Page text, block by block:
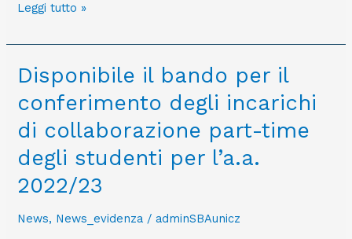
Leggi tutto »
Disponibile il bando per il
conferimento degli incarichi
di collaborazione part-time
degli studenti per l’a.a.
2022/23
News, News_evidenza / adminSBAunicz
Disponibile
bando
per
il
conferimento
degli
incarichi
di